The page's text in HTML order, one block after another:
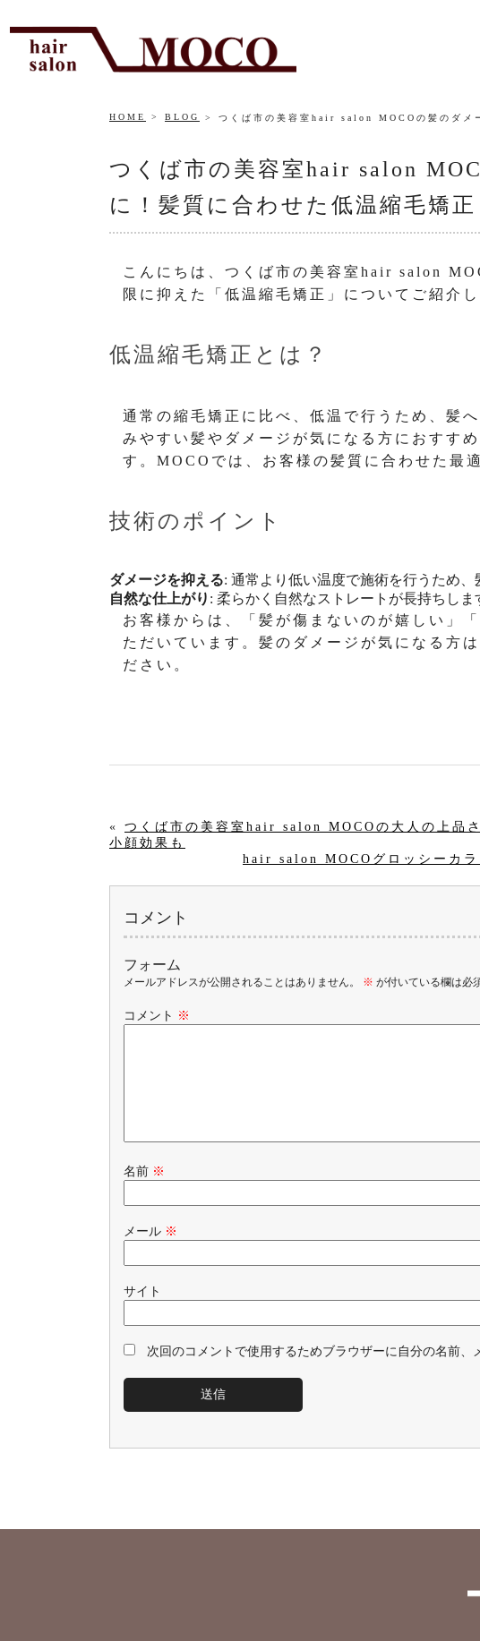
HOME BLOG つくば市の美容室hair salon MOCOの髪のダメ
つくば市の美容室hair salon
に！髪質に合わせた低温縮毛矯正
こんにちは、つくば市の美容室hair salon
限に抑えた「低温縮毛矯正」についてご紹介し
低温縮毛矯正とは？
通常の縮毛矯正に比べ、低温で行うため、髪
みやすい髪やダメージが気になる方におすす
す。MOCOでは、お客様の髪質に合わせた最
技術のポイント
ダメージを抑える: 通常より低い温度で施術を行うため、
自然な仕上がり : 柔らかく自然なストレートが長持ちしま
お客様からは、「髪が傷まないのが嬉しい」
ただいています。髪のダメージが気になる方
ださい。
« つくば市の美容室hair salon MOCOの大人の上品
小顔効果も
hair salon MOCOグロッシーカラ
コメント
フォーム
メールアドレスが公開されることはありません。 ※ が付いている欄は必
コメント ※
名前 ※
メール ※
サイト
次回のコメントで使用するためブラウザーに自分の名前、